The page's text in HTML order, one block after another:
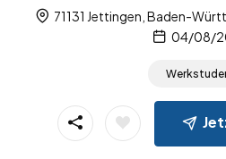
71131 Jettingen, Baden-
04/08/